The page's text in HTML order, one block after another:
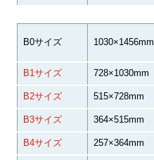
B0サイズ 1030×1456mm
B1サイズ 728×1030mm
B2サイズ 515×728mm
B3サイズ 364×515mm
B4サイズ 257×364mm